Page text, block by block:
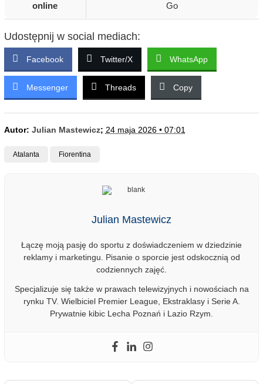
online
Go
Udostępnij w social mediach:
Facebook Twitter/X WhatsApp
Messenger Threads Copy
Autor: Julian Mastewicz; 24 maja 2026 • 07:01
Atalanta Fiorentina
Julian Mastewicz
Łączę moją pasję do sportu z doświadczeniem w dziedzinie
reklamy i marketingu. Pisanie o sporcie jest odskocznią od
codziennych zajęć.
Specjalizuje się także w prawach telewizyjnych i nowościach na
rynku TV. Wielbiciel Premier League, Ekstraklasy i Serie A.
Prywatnie kibic Lecha Poznań i Lazio Rzym.